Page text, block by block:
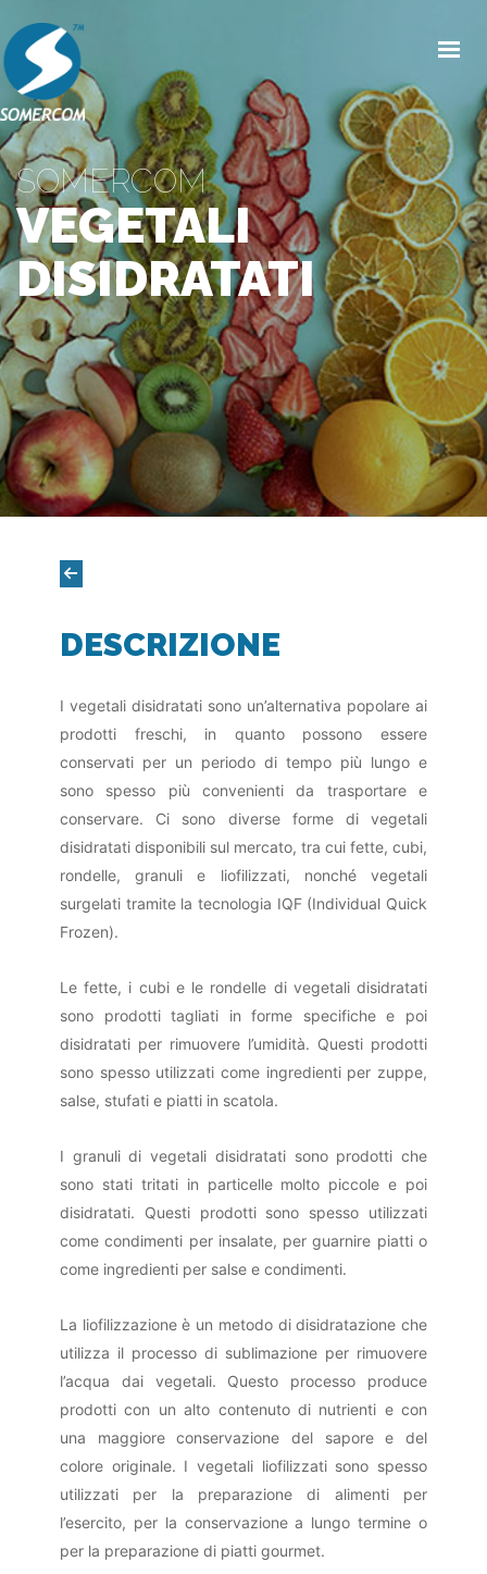
CHI SIAMO
PRODOTTI
MERCATI
NEWS/EVENTI
CONDIZIONI GENERALI DI VENDITA
CONTATTI
SOMERCOM
VEGETALI
DISIDRATATI
DESCRIZIONE
I vegetali disidratati sono un’alternativa popolare ai
prodotti freschi, in quanto possono essere
conservati per un periodo di tempo più lungo e
sono spesso più convenienti da trasportare e
conservare. Ci sono diverse forme di vegetali
disidratati disponibili sul mercato, tra cui fette, cubi,
rondelle, granuli e liofilizzati, nonché vegetali
surgelati tramite la tecnologia IQF (Individual Quick
Frozen).
Le fette, i cubi e le rondelle di vegetali disidratati
sono prodotti tagliati in forme specifiche e poi
disidratati per rimuovere l’umidità. Questi prodotti
sono spesso utilizzati come ingredienti per zuppe,
salse, stufati e piatti in scatola.
I granuli di vegetali disidratati sono prodotti che
sono stati tritati in particelle molto piccole e poi
disidratati. Questi prodotti sono spesso utilizzati
come condimenti per insalate, per guarnire piatti o
come ingredienti per salse e condimenti.
La liofilizzazione è un metodo di disidratazione che
utilizza il processo di sublimazione per rimuovere
l’acqua dai vegetali. Questo processo produce
prodotti con un alto contenuto di nutrienti e con
una maggiore conservazione del sapore e del
colore originale. I vegetali liofilizzati sono spesso
utilizzati per la preparazione di alimenti per
l’esercito, per la conservazione a lungo termine o
per la preparazione di piatti gourmet.